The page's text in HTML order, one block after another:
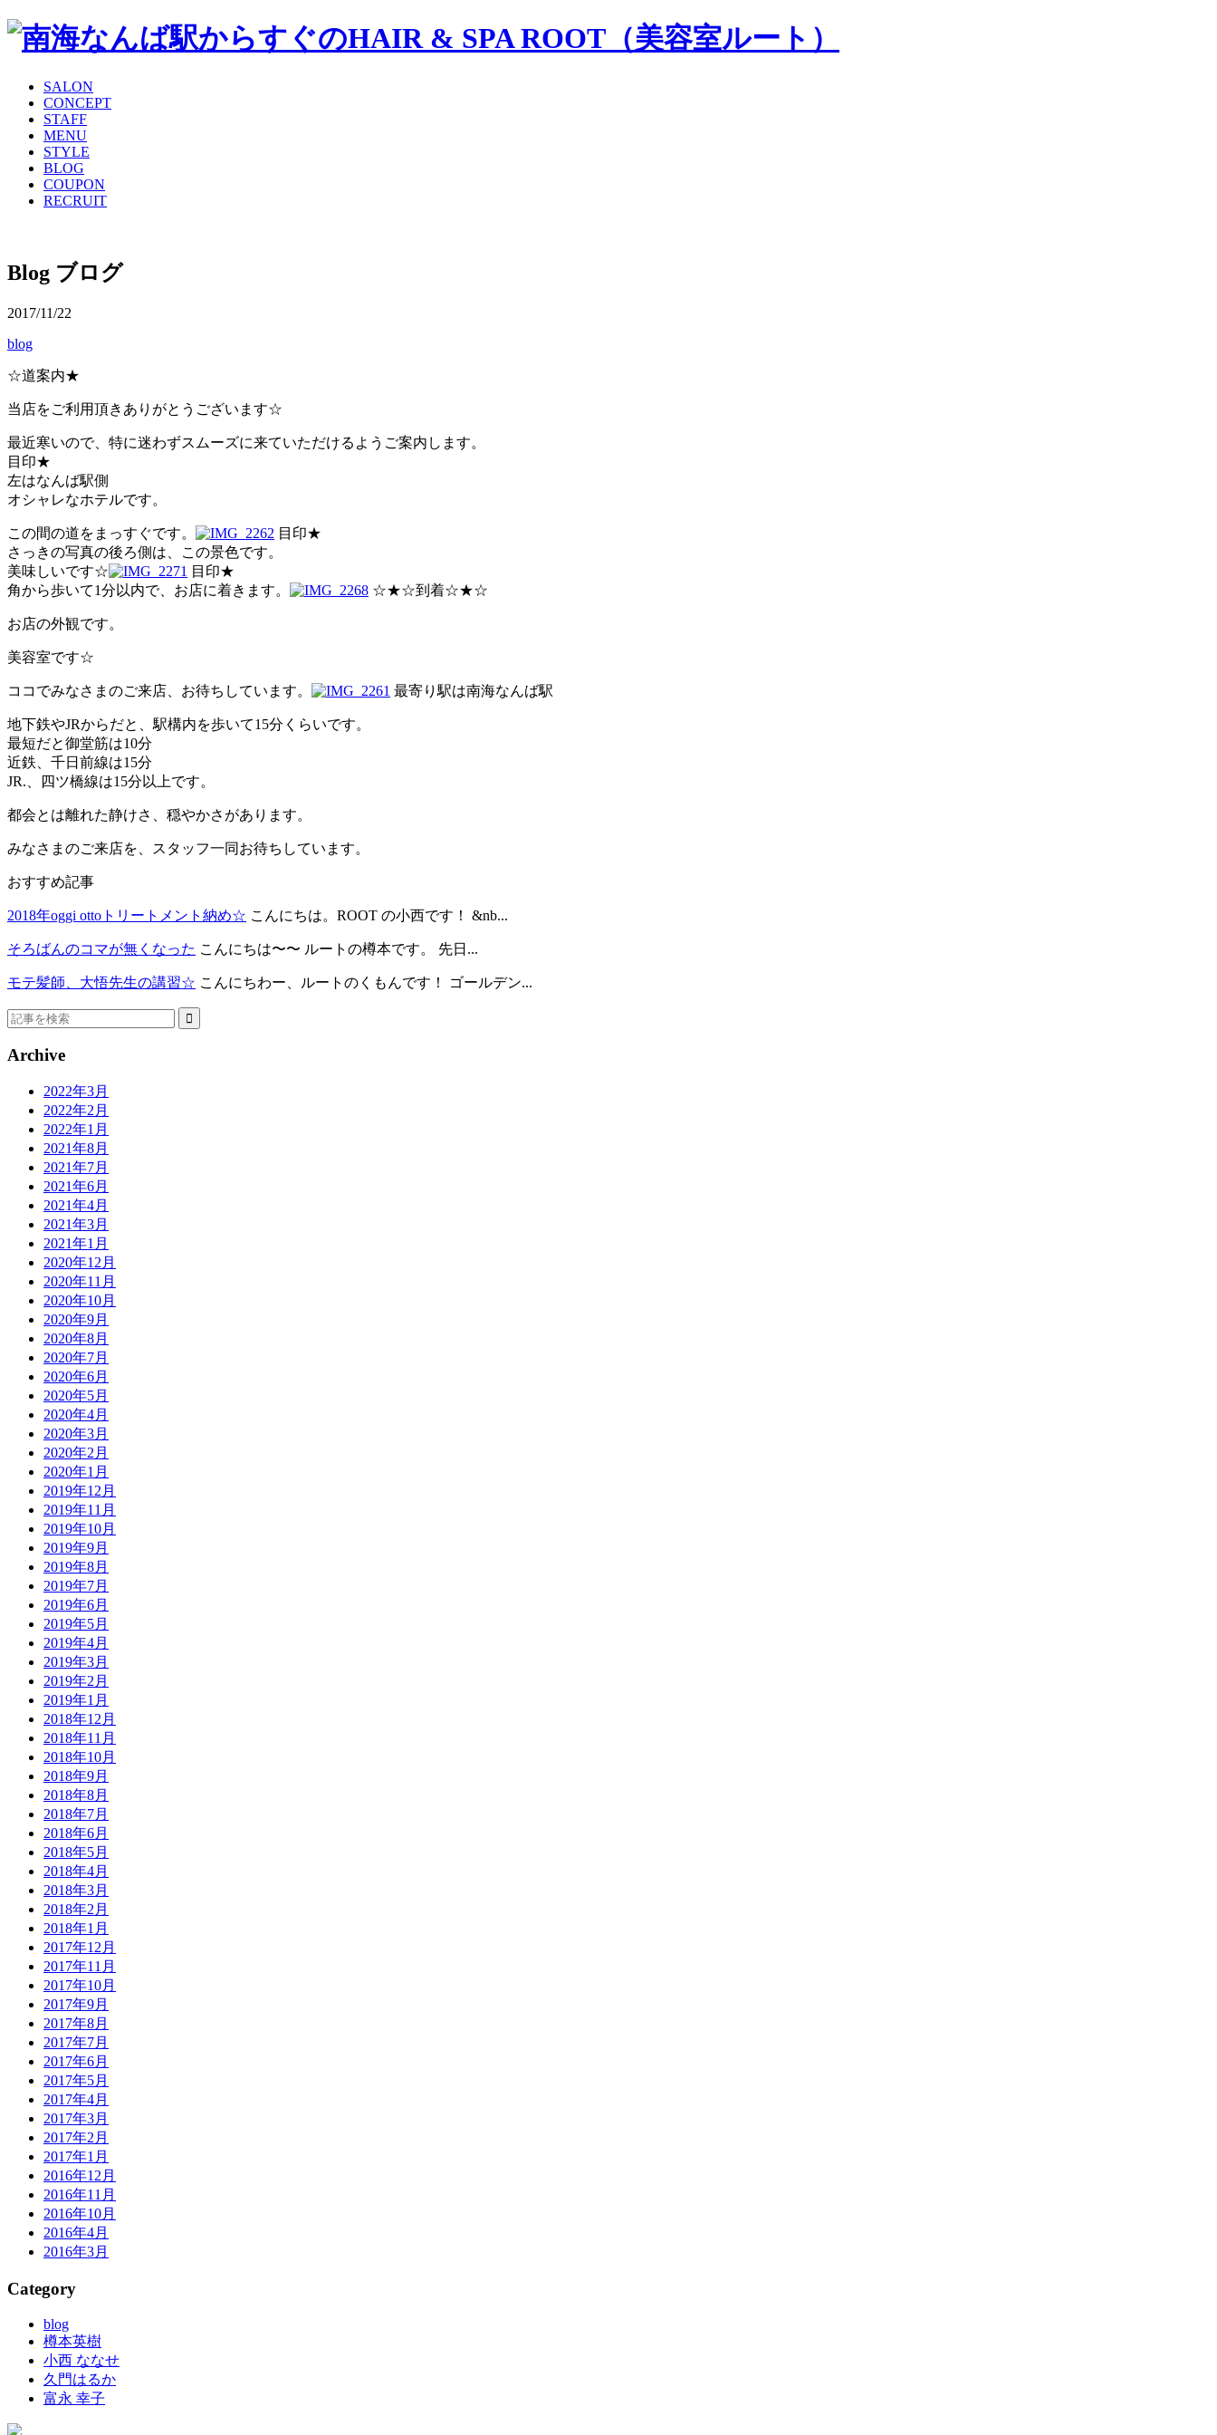
SALON
CONCEPT
STAFF
MENU
STYLE
BLOG
COUPON
RECRUIT
Blog ブログ
2017/11/22
blog
☆道案内★
当店をご利用頂きありがとうございます☆
最近寒いので、特に迷わずスムーズに来ていただけるようご案内します。
目印★
左はなんば駅側
オシャレなホテルです。
この間の道をまっすぐです。
目印★
さっきの写真の後ろ側は、この景色です。
美味しいです☆
目印★
角から歩いて1分以内で、お店に着きます。
☆★☆到着☆★☆
お店の外観です。
美容室です☆
ココでみなさまのご来店、お待ちしています。 最寄り駅は南海なんば駅
地下鉄やJRからだと、駅構内を歩いて15分くらいです。
最短だと御堂筋は10分
近鉄、千日前線は15分
JR.、四ツ橋線は15分以上です。
都会とは離れた静けさ、穏やかさがあります。
みなさまのご来店を、スタッフ一同お待ちしています。
おすすめ記事
2018年oggi ottoトリートメント納め☆ こんにちは。ROOT の小西です！ &nb...
そろばんのコマが無くなった こんにちは〜〜 ルートの樽本です。 先日...
モテ髪師、大悟先生の講習☆ こんにちわー、ルートのくもんです！ ゴールデン...
Archive
2022年3月
2022年2月
2022年1月
2021年8月
2021年7月
2021年6月
2021年4月
2021年3月
2021年1月
2020年12月
2020年11月
2020年10月
2020年9月
2020年8月
2020年7月
2020年6月
2020年5月
2020年4月
2020年3月
2020年2月
2020年1月
2019年12月
2019年11月
2019年10月
2019年9月
2019年8月
2019年7月
2019年6月
2019年5月
2019年4月
2019年3月
2019年2月
2019年1月
2018年12月
2018年11月
2018年10月
2018年9月
2018年8月
2018年7月
2018年6月
2018年5月
2018年4月
2018年3月
2018年2月
2018年1月
2017年12月
2017年11月
2017年10月
2017年9月
2017年8月
2017年7月
2017年6月
2017年5月
2017年4月
2017年3月
2017年2月
2017年1月
2016年12月
2016年11月
2016年10月
2016年4月
2016年3月
Category
blog
樽本英樹
小西 ななせ
久門はるか
富永 幸子